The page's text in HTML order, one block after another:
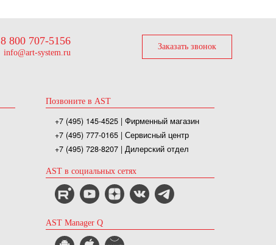
8 800 707-5156
info@art-system.ru
Заказать звонок
Позвоните в AST
+7 (495) 145-4525| Фирменный магазин
+7 (495) 777-0165| Сервисный центр
+7 (495) 728-8207| Дилерский отдел
AST в социальных сетях
AST Manager Q